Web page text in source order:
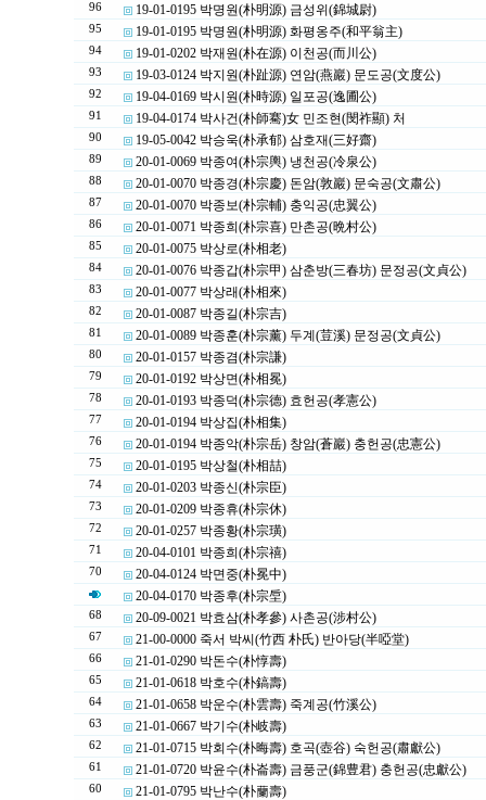
96 19-01-0195 박명원(朴明源) 금성위(錦城尉)
95 19-01-0195 박명원(朴明源) 화평옹주(和平翁主)
94 19-01-0202 박재원(朴在源) 이천공(而川公)
93 19-03-0124 박지원(朴趾源) 연암(燕巖) 문도공(文度公)
92 19-04-0169 박시원(朴時源) 일포공(逸圃公)
91 19-04-0174 박사건(朴師騫)女 민조현(閔祚顯) 처
90 19-05-0042 박승욱(朴承郁) 삼호재(三好齋)
89 20-01-0069 박종여(朴宗輿) 냉천공(冷泉公)
88 20-01-0070 박종경(朴宗慶) 돈암(敦巖) 문숙공(文肅公)
87 20-01-0070 박종보(朴宗輔) 충익공(忠翼公)
86 20-01-0071 박종희(朴宗喜) 만촌공(晩村公)
85 20-01-0075 박상로(朴相老)
84 20-01-0076 박종갑(朴宗甲) 삼춘방(三春坊) 문정공(文貞公)
83 20-01-0077 박상래(朴相來)
82 20-01-0087 박종길(朴宗吉)
81 20-01-0089 박종훈(朴宗薰) 두계(荳溪) 문정공(文貞公)
80 20-01-0157 박종겸(朴宗謙)
79 20-01-0192 박상면(朴相冕)
78 20-01-0193 박종덕(朴宗德) 효헌공(孝憲公)
77 20-01-0194 박상집(朴相集)
76 20-01-0194 박종악(朴宗岳) 창암(蒼巖) 충헌공(忠憲公)
75 20-01-0195 박상철(朴相喆)
74 20-01-0203 박종신(朴宗臣)
73 20-01-0209 박종휴(朴宗休)
72 20-01-0257 박종황(朴宗璜)
71 20-04-0101 박종희(朴宗禧)
70
20-04-0124 박면중(朴冕中)
20-04-0170 박종후(朴宗垕)
68 20-09-0021 박효삼(朴孝參) 사촌공(涉村公)
67 21-00-0000 죽서 박씨(竹西 朴氏) 반아당(半啞堂)
66 21-01-0290 박돈수(朴惇壽)
65 21-01-0618 박호수(朴鎬壽)
64 21-01-0658 박운수(朴雲壽) 죽계공(竹溪公)
63 21-01-0667 박기수(朴岐壽)
62 21-01-0715 박회수(朴晦壽) 호곡(壺谷) 숙헌공(肅獻公)
61 21-01-0720 박윤수(朴崙壽) 금풍군(錦豊君) 충헌공(忠獻公)
60 21-01-0795 박난수(朴蘭壽)